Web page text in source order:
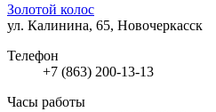
Золотой колос
ул. Калинина, 65, Новочеркасск
Телефон
+7 (863) 200-13-13
Часы работы